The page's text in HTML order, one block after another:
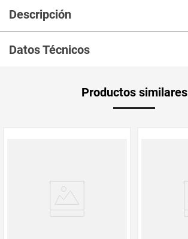
Descripción
Datos Técnicos
Productos similares